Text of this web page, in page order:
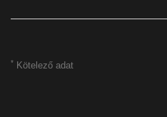
* Kötelező adat